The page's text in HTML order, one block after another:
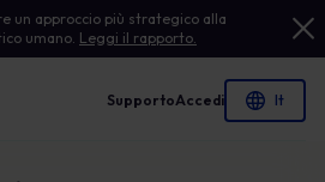
un approccio più strategico alla
umano. Leggi il rapporto.
SupportoAccedi